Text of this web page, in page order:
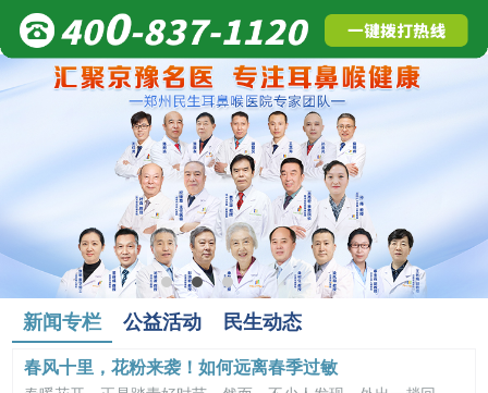
新闻专栏 公益活动 民生动态
春风十里，花粉来袭！如何远离春季过敏